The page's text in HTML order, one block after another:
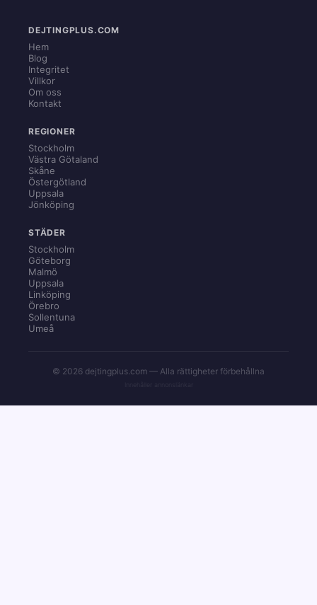
DEJTINGPLUS.COM
Hem
Blog
Integritet
Villkor
Om oss
Kontakt
REGIONER
Stockholm
Västra Götaland
Skåne
Östergötland
Uppsala
Jönköping
STÄDER
Stockholm
Göteborg
Malmö
Uppsala
Linköping
Örebro
Sollentuna
Umeå
© 2026 dejtingplus.com — Alla rättigheter förbehållna